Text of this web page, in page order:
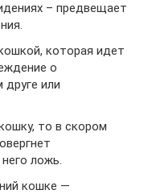
– предвещает
которая идет
о
или
то в скором
ложь.
кошке —